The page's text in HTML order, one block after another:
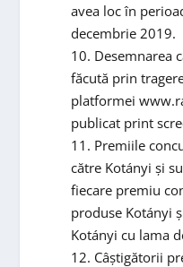
avea loc în
decembrie 2019.
10. Desemnarea
făcută prin
platformei
publicat print
11. Premiile
către Kotányi și
fiecare premiu
produse Kotányi
Kotányi cu lama
12. Câștigătorii